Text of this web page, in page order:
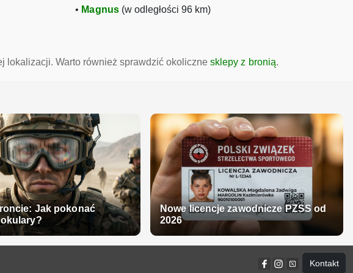
• Magnus(w odległości 96 km)
lokalizacji. Warto również sprawdzić okoliczne sklepy z bronią.
Jak pokonać
Nowe licencje zawodnicze PZSS od
2026
Kontakt